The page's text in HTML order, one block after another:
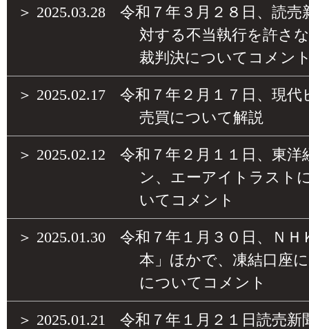
＞ 2025.03.28
令和７年３月２８日、読売
対する不当執行を許さ
裁判決についてコメン
＞ 2025.02.17
令和７年２月１７日、現
売買について解説
＞ 2025.02.12
令和７年２月１１日、東洋
ン、エーアイトラスト
いてコメント
＞ 2025.01.30
令和７年１月３０日、Ｎ
本」ほかで、凍結口座
についてコメント
＞ 2025.01.21
令和７年１月２１日読売新